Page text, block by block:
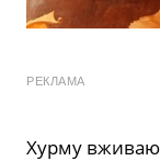
РЕКЛАМА
Хурму